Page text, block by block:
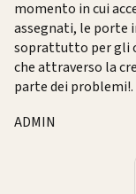
momento in cui
assegnati, le porte
soprattutto per gli
che attraverso la
parte dei problemi!.
ADMIN